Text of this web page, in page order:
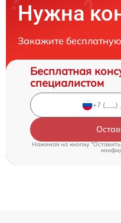
Нужна
Закажите
Бесплатная
специалистом
Нажимая на кнопку